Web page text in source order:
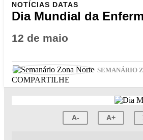
NOTÍCIAS DATAS
Dia Mundial da
12 de maio
SEMANÁRIO
COMPARTILHE
A- A+